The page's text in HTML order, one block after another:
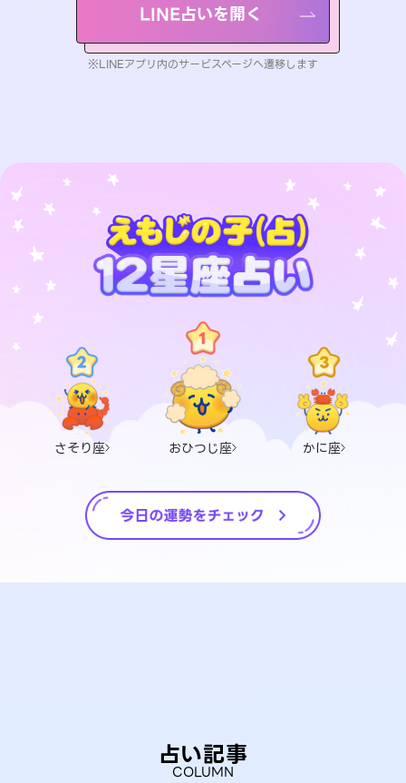
LINE占いを開く
※LINEアプリ内のサービスページへ遷移します
さそり座 おひつじ座 かに座
占い記事
COLUMN